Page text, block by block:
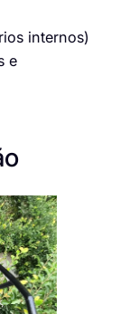
internos)
e